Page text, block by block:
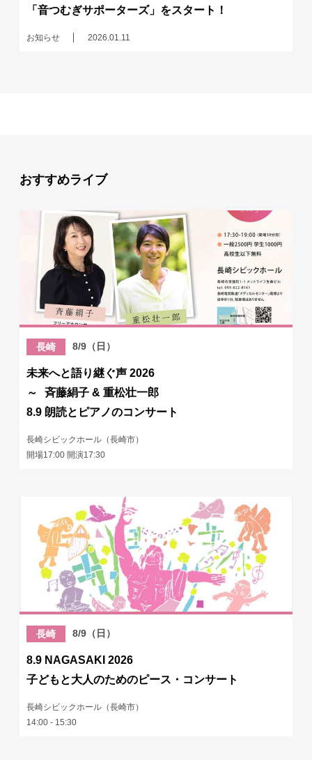
「音つむぎサポーターズ」をスタート！
お知らせ 2026.01.11
おすすめライブ
長崎 8/9（日）
未来へと語り継ぐ声 2026
～ 斉藤絹子 & 重松壮一郎
8.9 朗読とピアノのコンサート
長崎シビックホール（長崎市）
開場17:00 開演17:30
長崎 8/9（日）
8.9 NAGASAKI 2026
子どもと大人のためのピース・コンサート
長崎シビックホール（長崎市）
14:00 - 15:30